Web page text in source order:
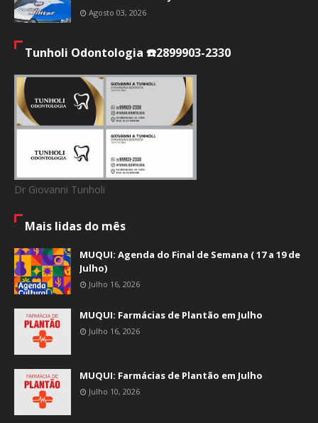
Agosto 03, 2026
Tunholi Odontologia ☎️2899903-2330
Dr Giovanni Tunholi
Mais lidas do mês
MUQUI: Agenda do Final de Semana ( 17 a 19 de
Julho)
Julho 16, 2026
MUQUI: Farmácias de Plantão em Julho
Julho 16, 2026
MUQUI: Farmácias de Plantão em Julho
Julho 10, 2026